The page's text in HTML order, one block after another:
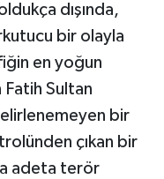
dışında,
bir olayla
en yoğun
Sultan
bir
çıkan bir
adeta terör